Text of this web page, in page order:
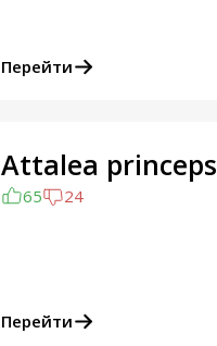
Перейти
Attalea princeps
65
24
Перейти